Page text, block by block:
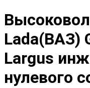
Lada(ВАЗ)
Largus
нулевого